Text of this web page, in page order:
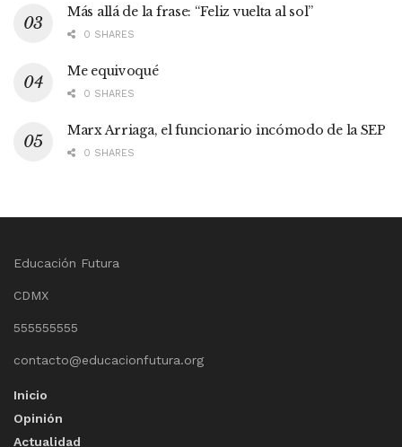
Más allá de la frase: “Feliz vuelta al sol”
0 SHARES
Me equivoqué
0 SHARES
Marx Arriaga, el funcionario incómodo de la SEP
0 SHARES
Educación Futura
CDMX
555555555
contacto@educacionfutura.org
Inicio
Opinión
Actualidad